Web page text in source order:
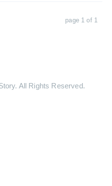
page 1 of 1
All Rights Reserved.